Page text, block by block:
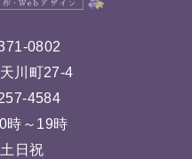
0802
川町27-4
4584
時～19時
日祝